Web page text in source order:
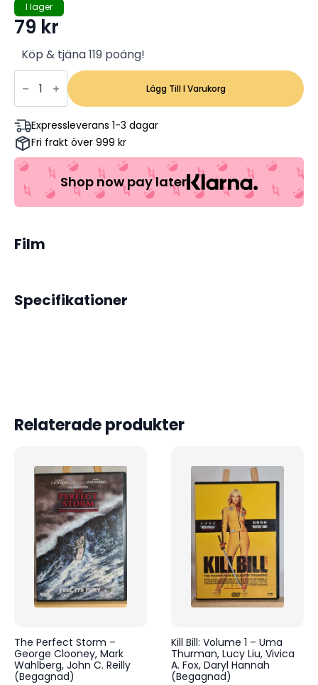
I lager
79 kr
Köp & tjäna 119 poäng!
Lady
Chatterleys
Älskare
-
Sylvia
Kristel,
Nicholas
Clay
(Begagnad)
mängd
Lägg Till I Varukorg
Expressleverans 1-3 dagar
Fri frakt över 999 kr
Shop now pay later
Film
Specifikationer
Relaterade produkter
The Perfect Storm –
George Clooney, Mark
Wahlberg, John C. Reilly
(Begagnad)
Kill Bill: Volume 1 – Uma
Thurman, Lucy Liu, Vivica
A. Fox, Daryl Hannah
(Begagnad)